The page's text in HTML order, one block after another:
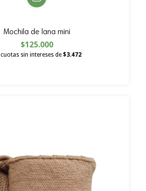
Mochila de lana mini
$125.000
cuotas sin intereses de $3.472